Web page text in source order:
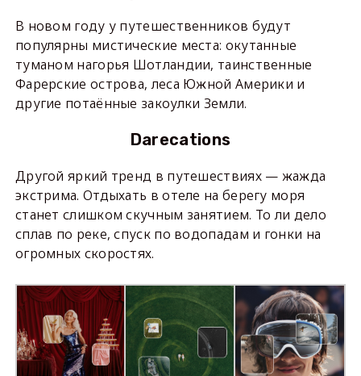
В новом году у путешественников будут
популярны мистические места: окутанные
туманом нагорья Шотландии, таинственные
Фарерские острова, леса Южной Америки и
другие потаённые закоулки Земли.
Darecations
Другой яркий тренд в путешествиях — жажда
экстрима. Отдыхать в отеле на берегу моря
станет слишком скучным занятием. То ли дело
сплав по реке, спуск по водопадам и гонки на
огромных скоростях.